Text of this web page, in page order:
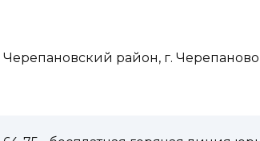
район, г. Черепаново,